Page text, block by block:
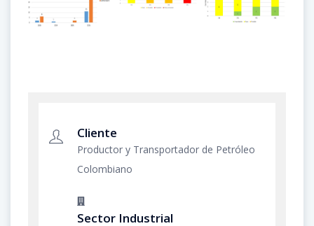
Cliente
Productor y Transportador de Petróleo
Colombiano
Sector Industrial